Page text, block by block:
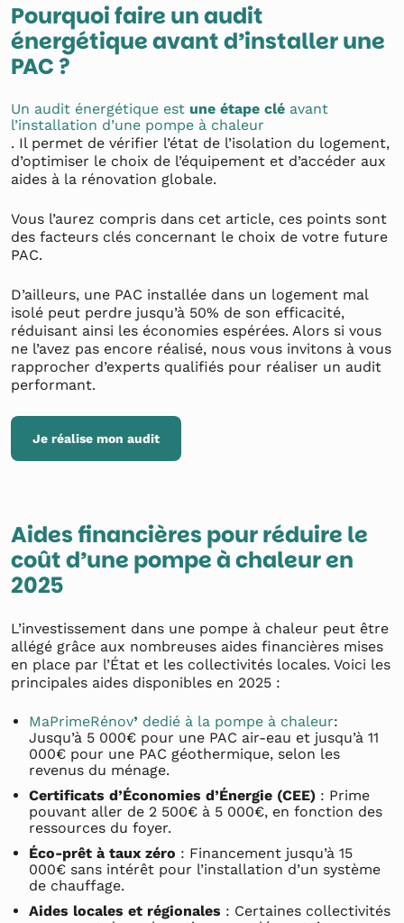
Pourquoi faire un audit
énergétique avant d’installer une
PAC ?
Un audit énergétique est une étape clé avant
l’installation d’une pompe à chaleur
. Il permet de vérifier l’état de l’isolation du logement,
d’optimiser le choix de l’équipement et d’accéder aux
aides à la rénovation globale.
Vous l’aurez compris dans cet article, ces points sont
des facteurs clés concernant le choix de votre future
PAC.
D’ailleurs, une PAC installée dans un logement mal
isolé peut perdre jusqu’à 50% de son efficacité,
réduisant ainsi les économies espérées. Alors si vous
ne l’avez pas encore réalisé, nous vous invitons à vous
rapprocher d’experts qualifiés pour réaliser un audit
performant.
Je réalise mon audit
Aides financières pour réduire le
coût d’une pompe à chaleur en
2025
L’investissement dans une pompe à chaleur peut être
allégé grâce aux nombreuses aides financières mises
en place par l’État et les collectivités locales. Voici les
principales aides disponibles en 2025 :
MaPrimeRénov’ dedié à la pompe à chaleur:
Jusqu’à 5 000€ pour une PAC air-eau et jusqu’à 11
000€ pour une PAC géothermique, selon les
revenus du ménage.
Certificats d’Économies d’Énergie (CEE) : Prime
pouvant aller de 2 500€ à 5 000€, en fonction des
ressources du foyer.
Éco-prêt à taux zéro : Financement jusqu’à 15
000€ sans intérêt pour l’installation d’un système
de chauffage.
Aides locales et régionales : Certaines collectivités